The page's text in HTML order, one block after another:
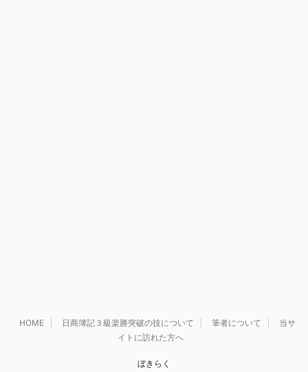
HOME 日商簿記３級楽勝突破の技について 筆者について
当サ
イトに訪れた方へ
ぼきらく